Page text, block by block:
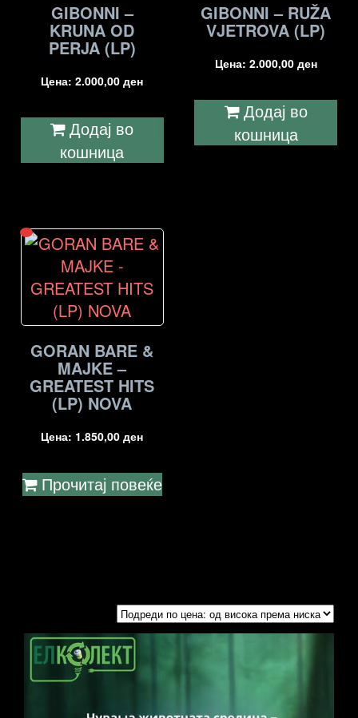
GIBONNI –
KRUNA OD
PERJA (LP)
Цена:2.000,00ден
Додај во
кошница
GIBONNI – RUŽA
VJETROVA (LP)
Цена: 2.000,00 ден
Додај во
кошница
GORAN BARE &
MAJKE –
GREATEST HITS
(LP) NOVA
Цена: 1.850,00ден
Прочитај повеќе